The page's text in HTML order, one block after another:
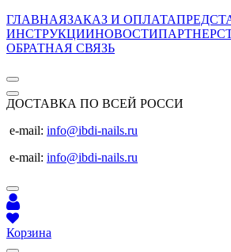
ГЛАВНАЯЗАКАЗ И ОПЛАТА
ИНСТРУКЦИИНОВОСТИ
ОБРАТНАЯ СВЯЗЬ
ДОСТАВКА ПО ВСЕЙ РОССИ
e-mail: info@ibdi-nails.ru
e-mail: info@ibdi-nails.ru
Корзина